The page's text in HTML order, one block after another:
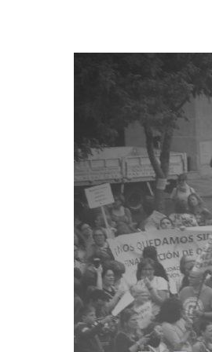
para buscar o ESC para